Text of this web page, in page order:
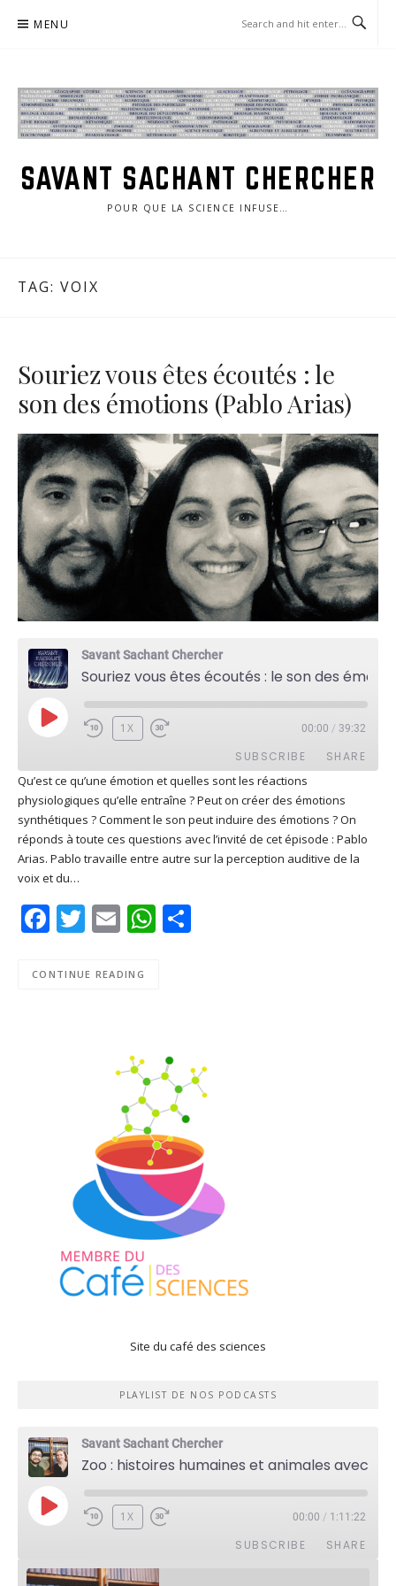
MENU
SAVANT SACHANT CHERCHER
POUR QUE LA SCIENCE INFUSE…
TAG: VOIX
Souriez vous êtes écoutés : le
son des émotions (Pablo Arias)
Savant Sachant Chercher
PLAY
EPISODE
1X 00:00 / 39:32
SUBSCRIBE SHARE
Apple Podcasts Deezer
Google Play PocketCasts
Podcast Addict RSS
RSS FEED
SHARE
LINK
EMBED
Qu’est ce qu’une émotion et quelles sont les réactions
physiologiques qu’elle entraîne ? Peut on créer des émotions
synthétiques ? Comment le son peut induire des émotions ? On
réponds à toute ces questions avec l’invité de cet épisode : Pablo
Arias. Pablo travaille entre autre sur la perception auditive de la
voix et du…
Facebook
Twitter
EmailWhatsApp
CONTINUE READING
Site du café des sciences
PLAYLIST DE NOS PODCASTS
Savant Sachant Chercher
PLAY
EPISODE
1X 00:00 / 1:11:22
SUBSCRIBE SHARE